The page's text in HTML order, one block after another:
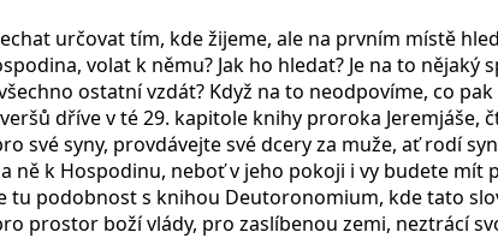
určovat tím, kde žijeme, ale na prvním místě
volat k němu? Jak ho hledat? Je na to
ostatní vzdát? Když na to neodpovíme, co
dříve v té 29. kapitole knihy proroka Jeremjáše,
své syny, provdávejte své dcery za muže, ať rodí
k Hospodinu, neboť v jeho pokoji i vy budete mít
tu podobnost s knihou Deutoronomium, kde tato
prostor boží vlády, pro zaslíbenou zemi, neztrácí